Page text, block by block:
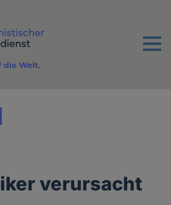
Menu
die Welt.
verursacht